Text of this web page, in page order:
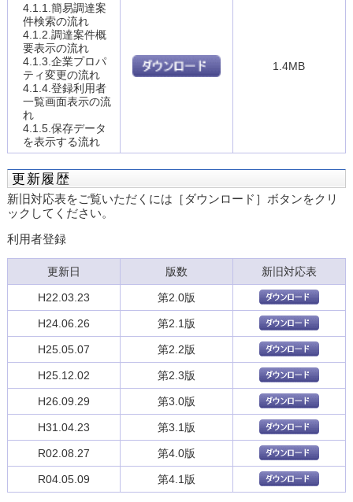
4.1.1.簡易調達案
件検索の流れ
4.1.2.調達案件概
要表示の流れ
4.1.3.企業プロパ
ティ変更の流れ
4.1.4.登録利用者
一覧画面表示の流
れ
4.1.5.保存データ
を表示する流れ
1.4MB
更新履歴
新旧対応表をご覧いただくには［ダウンロード］ボタンをクリ
ックしてください。
利用者登録
更新日 版数 新旧対応表
H22.03.23 第2.0版
H24.06.26 第2.1版
H25.05.07 第2.2版
H25.12.02 第2.3版
H26.09.29 第3.0版
H31.04.23 第3.1版
R02.08.27 第4.0版
R04.05.09 第4.1版